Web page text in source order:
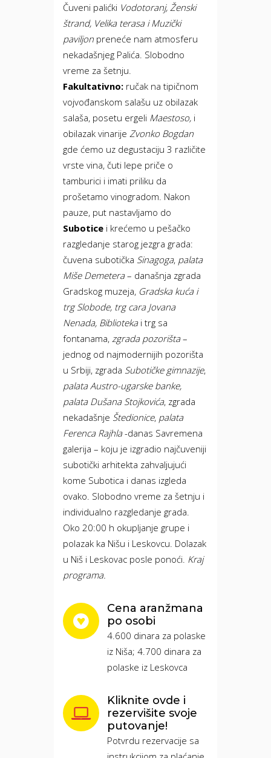
Čuveni palićki Vodotoranj, Ženski
štrand, Velika terasa i Muzički
paviljon preneće nam atmosferu
nekadašnjeg Palića. Slobodno
vreme za šetnju.
Fakultativno: ručak na tipičnom
vojvođanskom salašu uz obilazak
salaša, posetu ergeli Maestoso, i
obilazak vinarije Zvonko Bogdan
gde ćemo uz degustaciju 3 različite
vrste vina, čuti lepe priče o
tamburici i imati priliku da
prošetamo vinogradom. Nakon
pauze, put nastavljamo do
Subotice i krećemo u pešačko
razgledanje starog jezgra grada:
čuvena subotička Sinagoga, palata
Miše Demetera– današnja zgrada
Gradskog muzeja, Gradska kuća i
trg Slobode, trg cara Jovana
Nenada, Bibliotekai trg sa
fontanama, zgrada pozorišta–
jednog od najmodernijih pozorišta
u Srbiji, zgrada Subotičke gimnazije,
palata Austro-ugarske banke,
palata Dušana Stojkovića, zgrada
nekadašnje Štedionice, palata
Ferenca Rajhla-danas Savremena
galerija – koju je izgradio najčuveniji
subotički arhitekta zahvaljujući
kome Subotica i danas izgleda
ovako. Slobodno vreme za šetnju i
individualno razgledanje grada.
Oko 20:00 h okupljanje grupe i
polazak ka Nišu i Leskovcu. Dolazak
u Niš i Leskovac posle ponoći. Kraj
programa.
Cena aranžmana
po osobi
4.600 dinara za polaske
iz Niša; 4.700 dinara za
polaske iz Leskovca
Kliknite ovde i
rezervišite svoje
putovanje!
Potvrdu rezervacije sa